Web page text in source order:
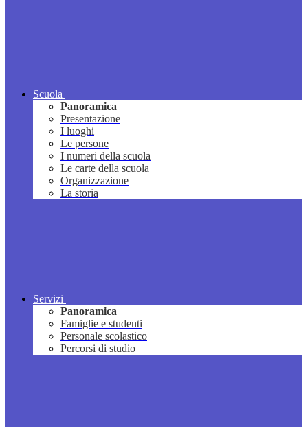
Scuola
Panoramica
Presentazione
I luoghi
Le persone
I numeri della scuola
Le carte della scuola
Organizzazione
La storia
Servizi
Panoramica
Famiglie e studenti
Personale scolastico
Percorsi di studio